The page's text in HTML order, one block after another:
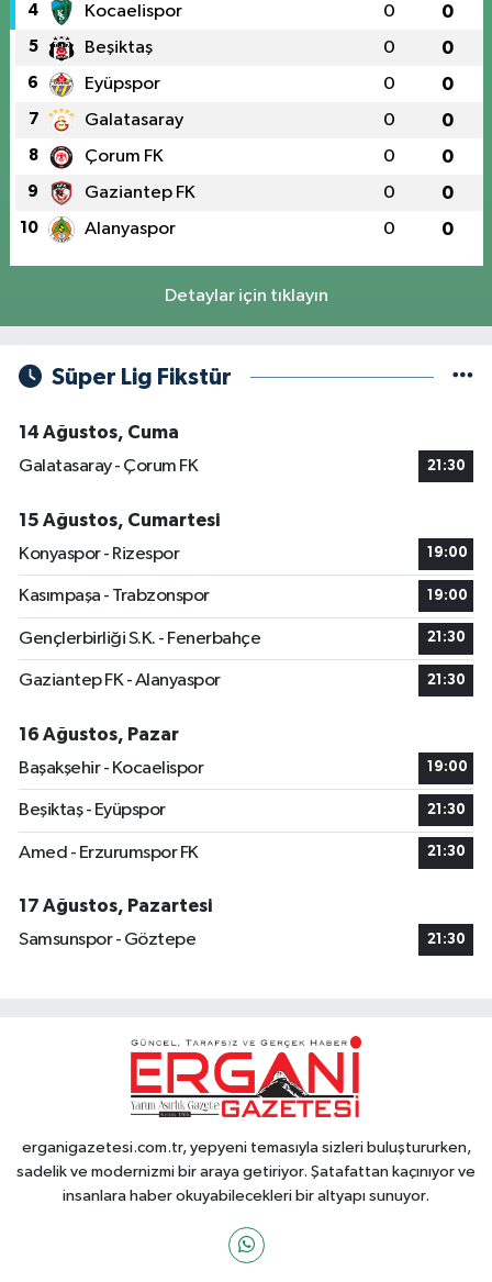
4 Kocaelispor 0 0
5 Beşiktaş 0 0
6 Eyüpspor 0 0
7 Galatasaray 0 0
8 Çorum FK 0 0
9 Gaziantep FK 0 0
10 Alanyaspor 0 0
Detaylar için tıklayın
Süper Lig Fikstür
14 Ağustos, Cuma
Galatasaray - Çorum FK
21:30
15 Ağustos, Cumartesi
Konyaspor - Rizespor
19:00
Kasımpaşa - Trabzonspor 19:00
Gençlerbirliği S.K. - Fenerbahçe 21:30
Gaziantep FK - Alanyaspor 21:30
16 Ağustos, Pazar
Başakşehir - Kocaelispor
19:00
Beşiktaş - Eyüpspor 21:30
Amed - Erzurumspor FK 21:30
17 Ağustos, Pazartesi
Samsunspor - Göztepe
21:30
erganigazetesi.com.tr, yepyeni temasıyla sizleri buluştururken,
sadelik ve modernizmi bir araya getiriyor. Şatafattan kaçınıyor ve
insanlara haber okuyabilecekleri bir altyapı sunuyor.